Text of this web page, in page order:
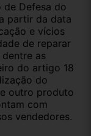
de Defesa do
partir da data
e vícios
de reparar
as
do artigo 18
do
outro produto
com
vendedores.